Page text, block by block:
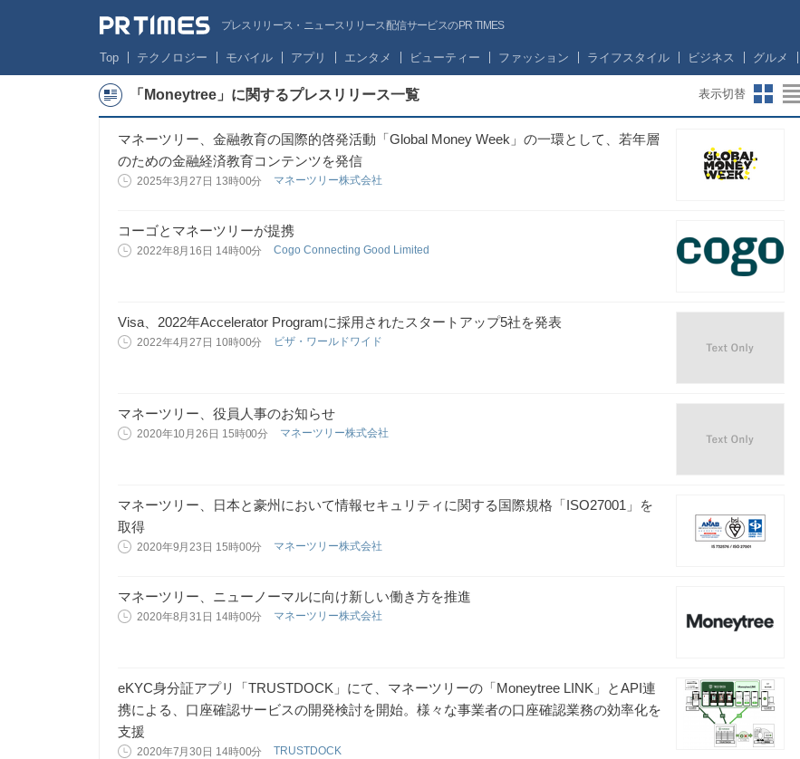
プレスリリース・ニュースリリース配信サービスのPR TIMES
Top テクノロジー モバイル アプリ エンタメ ビューティー ファッション ライフスタイル ビジネス グルメ
「Moneytree」に関するプレスリリース一覧 表示切替
マネーツリー、金融教育の国際的啓発活動「Global Money Week」の一環として、若年層
のための金融経済教育コンテンツを発信
2025年3月27日 13時00分 マネーツリー株式会社
コーゴとマネーツリーが提携
2022年8月16日 14時00分 Cogo Connecting Good Limited
Visa、2022年Accelerator Programに採用されたスタートアップ5社を発表
2022年4月27日 10時00分 ビザ・ワールドワイド
マネーツリー、役員人事のお知らせ
2020年10月26日 15時00分 マネーツリー株式会社
マネーツリー、日本と豪州において情報セキュリティに関する国際規格「ISO27001」を
取得
2020年9月23日 15時00分 マネーツリー株式会社
マネーツリー、ニューノーマルに向け新しい働き方を推進
2020年8月31日 14時00分 マネーツリー株式会社
eKYC身分証アプリ「TRUSTDOCK」にて、マネーツリーの「Moneytree LINK」とAPI連
携による、口座確認サービスの開発検討を開始。様々な事業者の口座確認業務の効率化を
支援
2020年7月30日 14時00分 TRUSTDOCK